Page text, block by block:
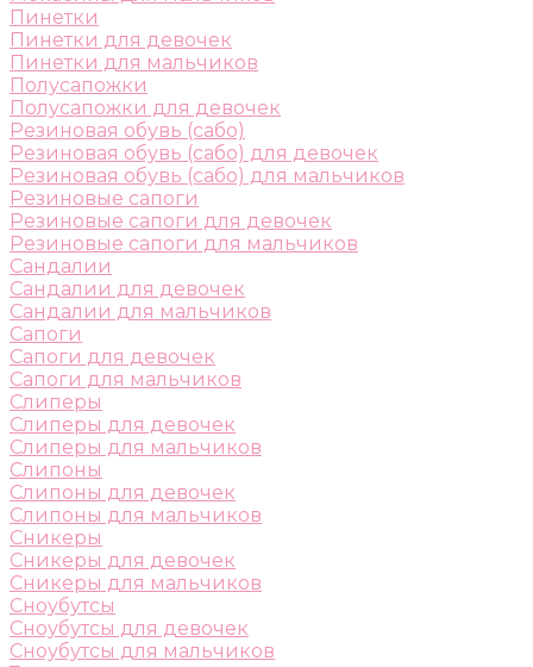
Пинетки
Пинетки для девочек
Пинетки для мальчиков
Полусапожки
Полусапожки для девочек
Резиновая обувь (сабо)
Резиновая обувь (сабо) для девочек
Резиновая обувь (сабо) для мальчиков
Резиновые сапоги
Резиновые сапоги для девочек
Резиновые сапоги для мальчиков
Сандалии
Сандалии для девочек
Сандалии для мальчиков
Сапоги
Сапоги для девочек
Сапоги для мальчиков
Слиперы
Слиперы для девочек
Слиперы для мальчиков
Слипоны
Слипоны для девочек
Слипоны для мальчиков
Сникеры
Сникеры для девочек
Сникеры для мальчиков
Сноубутсы
Сноубутсы для девочек
Сноубутсы для мальчиков